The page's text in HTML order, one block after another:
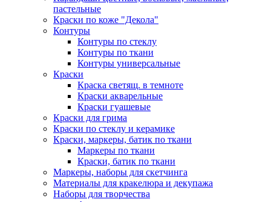
пастельные
Краски по коже "Декола"
Контуры
Контуры по стеклу
Контуры по ткани
Контуры универсальные
Краски
Краска светящ. в темноте
Краски акварельные
Краски гуашевые
Краски для грима
Краски по стеклу и керамике
Краски, маркеры, батик по ткани
Маркеры по ткани
Краски, батик по ткани
Маркеры, наборы для скетчинга
Материалы для кракелюра и декупажа
Наборы для творчества